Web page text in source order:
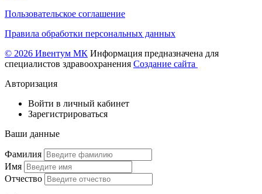
Пользовательское соглашение
Правила обработки персональных данных
© 2026 Ивентум МК Информация предназначена для
специалистов здравоохранения Создание сайта
Авторизация
Войти в личный кабинет
Зарегистрироваться
Ваши данные
Фамилия
Имя
Отчество